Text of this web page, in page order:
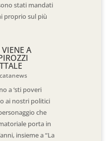
stati mandati
proprio sul più
A
a ‘sti poveri
ai nostri politici
che
porta in
insieme a “La